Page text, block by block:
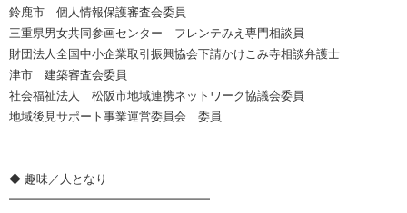
鈴鹿市 個人情報保護審査会委員
三重県男女共同参画センター フレンテみえ専門相談員
財団法人全国中小企業取引振興協会下請かけこみ寺相談弁護士
津市 建築審査会委員
社会福祉法人 松阪市地域連携ネットワーク協議会委員
地域後見サポート事業運営委員会 委員
◆ 趣味／人となり
━━━━━━━━━━━━━━━━━